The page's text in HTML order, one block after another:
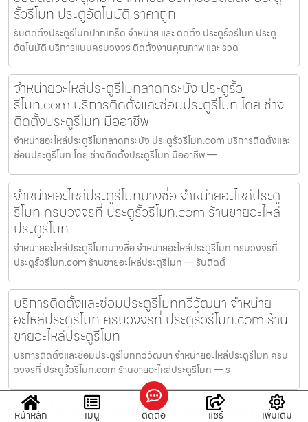
รั้วรีโมท ประตูอัตโนมัติ ราคาถูก
รับติดตั้งประตูรีโมทปากเกร็ด จำหน่าย และ ติดตั้ง ประตูรั้วรีโมท ประตู
อัตโนมัติ บริการแบบครบวงจร ติดตั้งงานคุณภาพ และ รวด
จำหน่ายอะไหล่ประตูรีโมทลาดกระบัง ประตูรั้ว
รีโมท.com บริการติดตั้งและซ่อมประตูรีโมท โดย ช่าง
ติดตั้งประตูรีโมท มืออาชีพ
จำหน่ายอะไหล่ประตูรีโมทลาดกระบัง ประตูรั้วรีโมท.com บริการติดตั้งและ
ซ่อมประตูรีโมท โดย ช่างติดตั้งประตูรีโมท มืออาชีพ —
จำหน่ายอะไหล่ประตูรีโมทบางซื่อ จำหน่ายอะไหล่ประตู
รีโมท ครบวงจรที่ ประตูรั้วรีโมท.com ร้านขายอะไหล่
ประตูรีโมท
จำหน่ายอะไหล่ประตูรีโมทบางซื่อ จำหน่ายอะไหล่ประตูรีโมท ครบวงจรที่
ประตูรั้วรีโมท.com ร้านขายอะไหล่ประตูรีโมท — รับติดตั้
บริการติดตั้งและซ่อมประตูรีโมททวีวัฒนา จำหน่าย
อะไหล่ประตูรีโมท ครบวงจรที่ ประตูรั้วรีโมท.com ร้าน
ขายอะไหล่ประตูรีโมท
บริการติดตั้งและซ่อมประตูรีโมททวีวัฒนา จำหน่ายอะไหล่ประตูรีโมท ครบ
วงจรที่ ประตูรั้วรีโมท.com ร้านขายอะไหล่ประตูรีโมท — ร
รับติดตั้งประตูรีโมทพัทยา จำหน่ายอะไหล่ประตูรีโมท
หน้าหลัก เมนู ติดต่อ แชร์ เพิ่มเติม